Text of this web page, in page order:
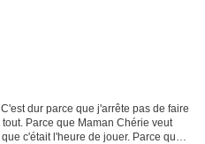
dur parce que j'arrête pas de faire
Parce que Maman Chérie veut
c'était l'heure de jouer. Parce que